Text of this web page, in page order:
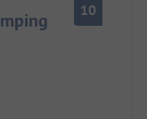
10